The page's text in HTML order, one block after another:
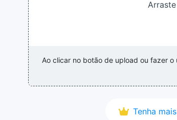
Ao clicar no botão de upload ou fazer
Tenha